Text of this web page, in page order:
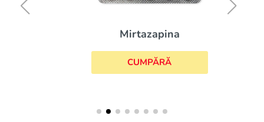
Mirtazapina
CUMPĂRĂ